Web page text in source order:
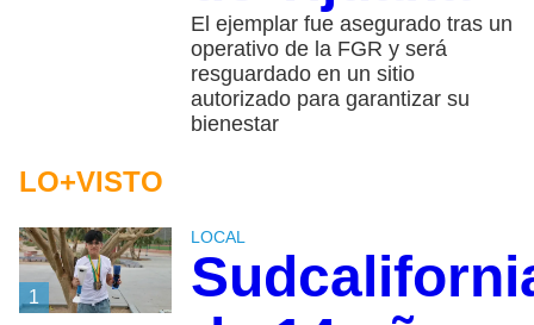
El ejemplar fue asegurado tras un
operativo de la FGR y será
resguardado en un sitio
autorizado para garantizar su
bienestar
LO+VISTO
1
LOCAL